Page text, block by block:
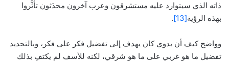
ذاته الذي سيتوارد عليه مستشرقون وعرب آخرون محدَثون تأثَّروا
بهذه الرؤية[13]
.
وواضح كيف أن بدوي كان يهدف إلى تفضيل فكر على فكر، وبالتحديد
تفضيل ما هو غربي على ما هو شرقي، لكنه للأسف لم يكتفِ بذلك